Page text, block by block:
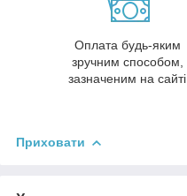
Оплата будь-яким
зручним способом,
зазначеним на сайті
Приховати